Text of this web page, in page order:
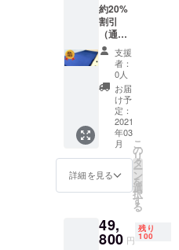
約20%
割引
（通常
価格
49,800
円）
支援
者：
0人
お届
け予
定：
2021
年03
月
詳細を見る
こ
の
リ
タ
ー
ン
を
選
択
す
る
49,
800 円
残り
100